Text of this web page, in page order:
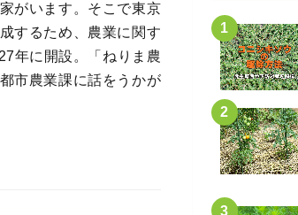
がいます。そこで東京
するため、農業に関す
年に開設。「ねりま農
市農業課に話をうかが